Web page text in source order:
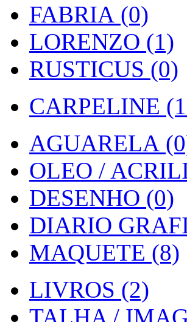
FABRIA (0)
LORENZO (1)
RUSTICUS (0)
CARPELINE
AGUARELA
OLEO /
DESENHO (0)
DIARIO
MAQUETE (8)
LIVROS (2)
TALHA /